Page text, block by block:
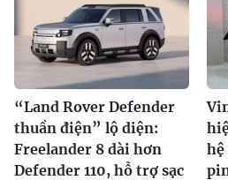
“Land Rover Defender
thuần điện” lộ diện:
Freelander 8 dài hơn
Defender 110, hỗ trợ sạc
hệ